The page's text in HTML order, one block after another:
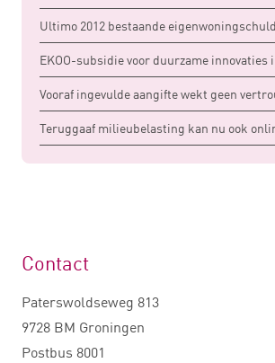
Ultimo 2012 bestaande
EKOO-subsidie voor duurzame innovaties
Vooraf ingevulde aangifte wekt geen
Teruggaaf milieubelasting kan nu ook
Contact
Paterswoldseweg 813
9728 BM Groningen
Postbus 8001